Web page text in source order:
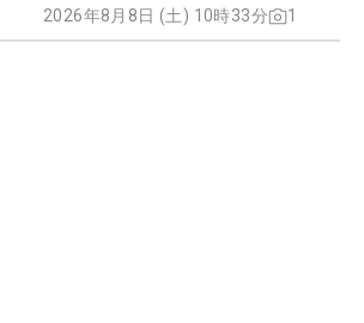
2026年8月8日 (土) 10時33分 1